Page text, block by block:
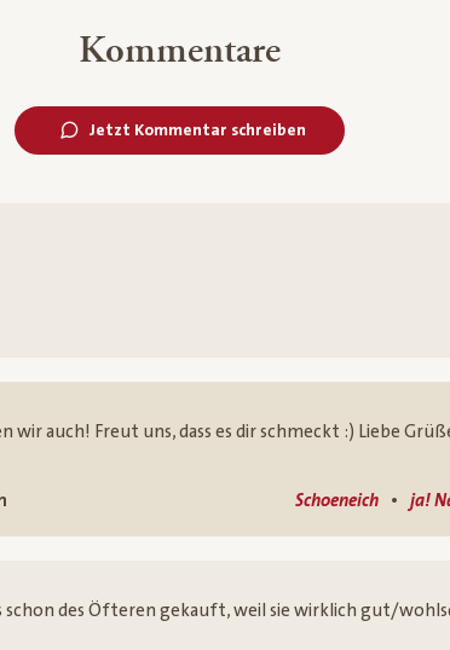
Kommentare
Jetzt Kommentar schreiben
wir auch! Freut uns, dass es dir schmeckt :) Liebe
Schoeneich • ja!
schon des Öfteren gekauft, weil sie wirklich gut/